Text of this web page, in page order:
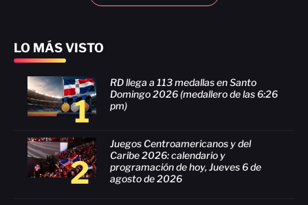
LO MÁS VISTO
1
RD llega a 113 medallas en Santo
Domingo 2026 (medallero de las 6:26
pm)
2
Juegos Centroamericanos y del
Caribe 2026: calendario y
programación de hoy, Jueves 6 de
agosto de 2026